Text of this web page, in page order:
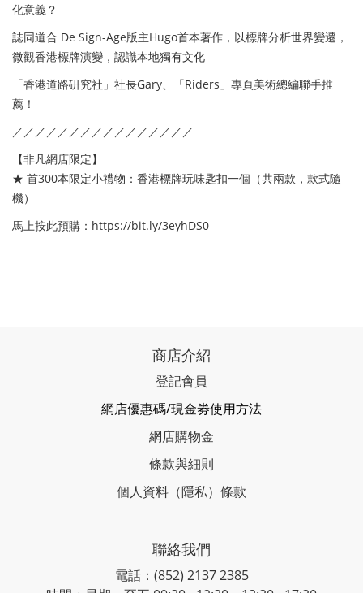
化意義？
誌同道合 De Sign-Age版主Hugo首本著作，以標牌分析世界變遷，
微觀香港標牌演變，認識本地獨有文化
「香港道路硏究社」社長Gary、「Riders」專頁美術總編聯手推
薦！
／／／／／／／／／／／／／／／／
【非凡網店限定】
★ 首300本限定小禮物：香港標牌玩味匙扣一個（共兩款，款式隨
機）
馬上按此預購： https://bit.ly/3eyhDS0
商店介紹
登記會員
網店優惠碼/現金劵使用方法
網店購物金
條款與細則
個人資料（隱私）條款
聯絡我們
電話：(852) 2137 2385